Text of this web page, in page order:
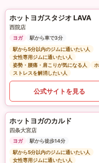
ホットヨガスタジオ LAVA
西院店
ヨガ
駅から車で3分
駅から5分以内のジムに通いたい人
女性専用ジムに通いたい人
姿勢・腰痛・肩こりが気になる人
ストレスを解消したい人
公式サイトを見る
ホットヨガのカルド
四条大宮店
ヨガ
駅から徒歩14分
駅から5分以内のジムに通いたい人
女性専用ジムに通いたい人